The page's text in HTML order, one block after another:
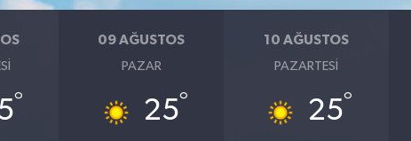
°
09 AĞUSTOS
PAZAR
25°
10 AĞUSTOS
PAZARTESI
25°